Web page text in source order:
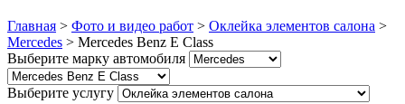
Главная > Фото и видео работ > Оклейка элементов салона >
Mercedes > Mercedes Benz E Class
Выберите марку автомобиля
Выберите услугу